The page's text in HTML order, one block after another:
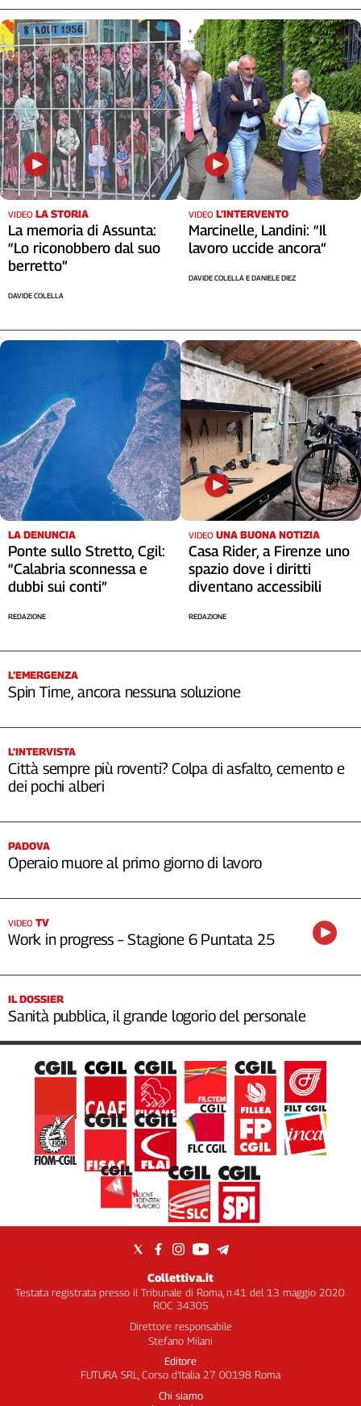
VIDEO LA STORIA
La memoria di Assunta:
“Lo riconobbero dal suo
berretto”
DAVIDE COLELLA
VIDEO L’INTERVENTO
Marcinelle, Landini: “Il
lavoro uccide ancora”
DAVIDE COLELLA E DANIELE DIEZ
LA DENUNCIA
Ponte sullo Stretto, Cgil:
“Calabria sconnessa e
dubbi sui conti”
REDAZIONE
VIDEO UNA BUONA NOTIZIA
Casa Rider, a Firenze uno
spazio dove i diritti
diventano accessibili
REDAZIONE
L’EMERGENZA
Spin Time, ancora nessuna soluzione
L’INTERVISTA
Città sempre più roventi? Colpa di asfalto, cemento e
dei pochi alberi
PADOVA
Operaio muore al primo giorno di lavoro
VIDEO TV
Work in progress – Stagione 6 Puntata 25
IL DOSSIER
Sanità pubblica, il grande logorio del personale
Collettiva.it
Testata registrata presso il Tribunale di Roma, n.41 del 13 maggio 2020.
ROC 34305
Direttore responsabile
Stefano Milani
Editore
FUTURA SRL, Corso d’Italia 27 00198 Roma
Chi siamo